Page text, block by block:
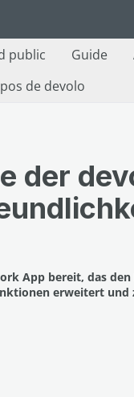
public Guide
de devolo
der
App bereit, das
erweitert